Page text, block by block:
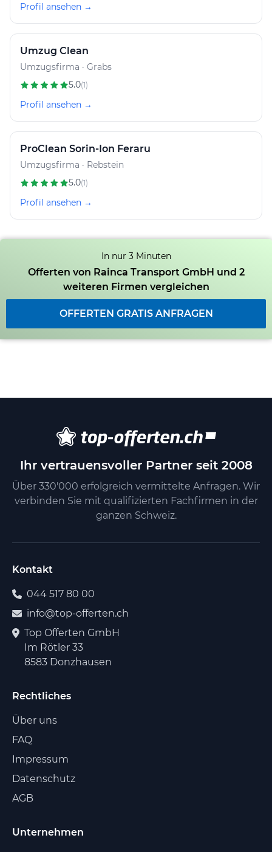
Profil ansehen →
Umzug Clean
Umzugsfirma · Grabs
5.0(1)
Profil ansehen →
ProClean Sorin-Ion Feraru
Umzugsfirma · Rebstein
5.0(1)
Profil ansehen →
In nur 3 Minuten
Offerten von Rainca Transport GmbH und 2
weiteren Firmen vergleichen
OFFERTEN GRATIS ANFRAGEN
Ihr vertrauensvoller Partner seit 2008
Über 330'000 erfolgreich vermittelte Anfragen. Wir
verbinden Sie mit qualifizierten Fachfirmen in der
ganzen Schweiz.
Kontakt
044 517 80 00
info@top-offerten.ch
Top Offerten GmbH
Im Rötler 33
8583 Donzhausen
Rechtliches
Über uns
FAQ
Impressum
Datenschutz
AGB
Unternehmen